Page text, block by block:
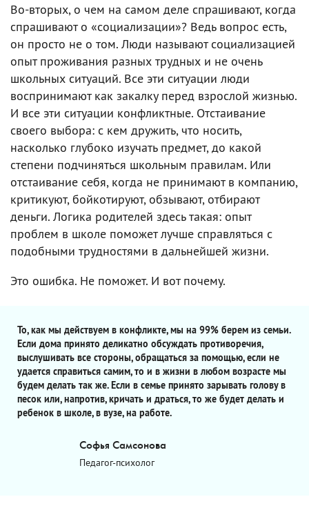
Во-вторых, о чем на самом деле спрашивают, когда
спрашивают о «социализации»? Ведь вопрос есть,
он просто не о том. Люди называют социализацией
опыт проживания разных трудных и не очень
школьных ситуаций. Все эти ситуации люди
воспринимают как закалку перед взрослой жизнью.
И все эти ситуации конфликтные. Отстаивание
своего выбора: с кем дружить, что носить,
насколько глубоко изучать предмет, до какой
степени подчиняться школьным правилам. Или
отстаивание себя, когда не принимают в компанию,
критикуют, бойкотируют, обзывают, отбирают
деньги. Логика родителей здесь такая: опыт
проблем в школе поможет лучше справляться с
подобными трудностями в дальнейшей жизни.
Это ошибка. Не поможет. И вот почему.
То, как мы действуем в конфликте, мы на 99% берем из семьи.
Если дома принято деликатно обсуждать противоречия,
выслушивать все стороны, обращаться за помощью, если не
удается справиться самим, то и в жизни в любом возрасте мы
будем делать так же. Если в семье принято зарывать голову в
песок или, напротив, кричать и драться, то же будет делать и
ребенок в школе, в вузе, на работе.
Софья Самсонова
Педагог-психолог